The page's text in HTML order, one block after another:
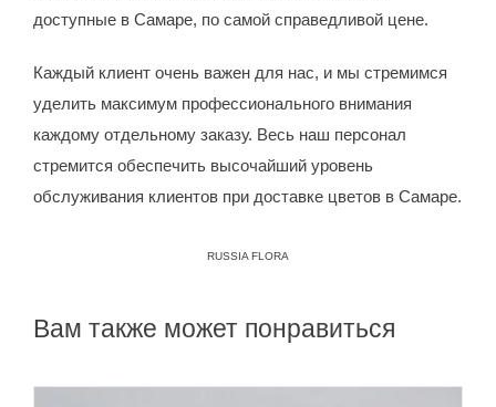
доступные в Самаре, по самой справедливой цене.
Каждый клиент очень важен для нас, и мы стремимся
уделить максимум профессионального внимания
каждому отдельному заказу. Весь наш персонал
стремится обеспечить высочайший уровень
обслуживания клиентов при доставке цветов в Самаре.
RUSSIA FLORA
Вам также может понравиться